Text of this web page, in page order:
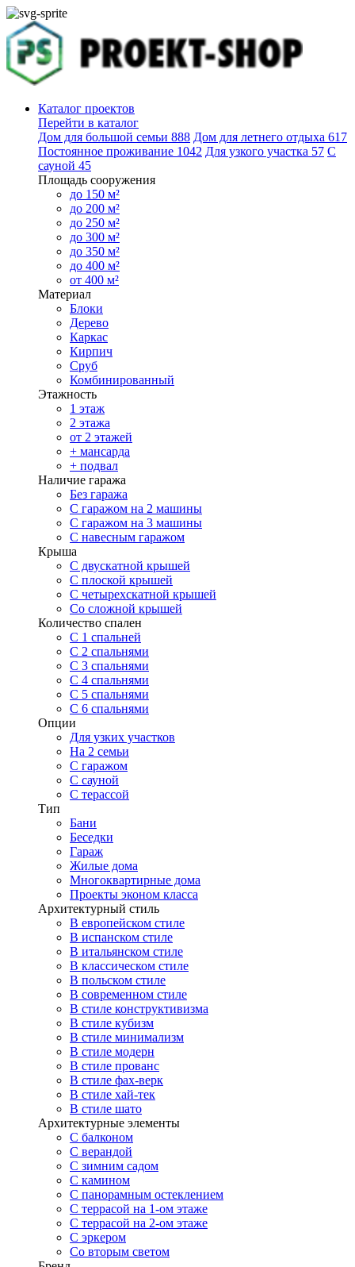
Каталог проектов
Перейти в каталог
Дом для большой семьи 888 Дом для летнего отдыха 617
Постоянное проживание 1042 Для узкого участка 57 С
сауной 45
Площадь сооружения
до 150 м²
до 200 м²
до 250 м²
до 300 м²
до 350 м²
до 400 м²
от 400 м²
Материал
Блоки
Дерево
Каркас
Кирпич
Сруб
Комбинированный
Этажность
1 этаж
2 этажа
от 2 этажей
+ мансарда
+ подвал
Наличие гаража
Без гаража
С гаражом на 2 машины
С гаражом на 3 машины
С навесным гаражом
Крыша
С двускатной крышей
С плоской крышей
С четырехскатной крышей
Со сложной крышей
Количество спален
С 1 спальней
С 2 спальнями
С 3 спальнями
С 4 спальнями
С 5 спальнями
С 6 спальнями
Опции
Для узких участков
На 2 семьи
С гаражом
С сауной
С терассой
Тип
Бани
Беседки
Гараж
Жилые дома
Многоквартирные дома
Проекты эконом класса
Архитектурный стиль
В европейском стиле
В испанском стиле
В итальянском стиле
В классическом стиле
В польском стиле
В современном стиле
В стиле конструктивизма
В стиле кубизм
В стиле минимализм
В стиле модерн
В стиле прованс
В стиле фах-верк
В стиле хай-тек
В стиле шато
Архитектурные элементы
С балконом
С верандой
С зимним садом
С камином
С панорамным остеклением
С террасой на 1-ом этаже
С террасой на 2-ом этаже
С эркером
Со вторым светом